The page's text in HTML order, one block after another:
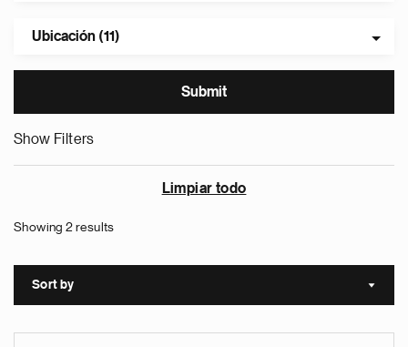
Ubicación (11)
Show Filters
Limpiar todo
Showing 2 results
Sort by Sort